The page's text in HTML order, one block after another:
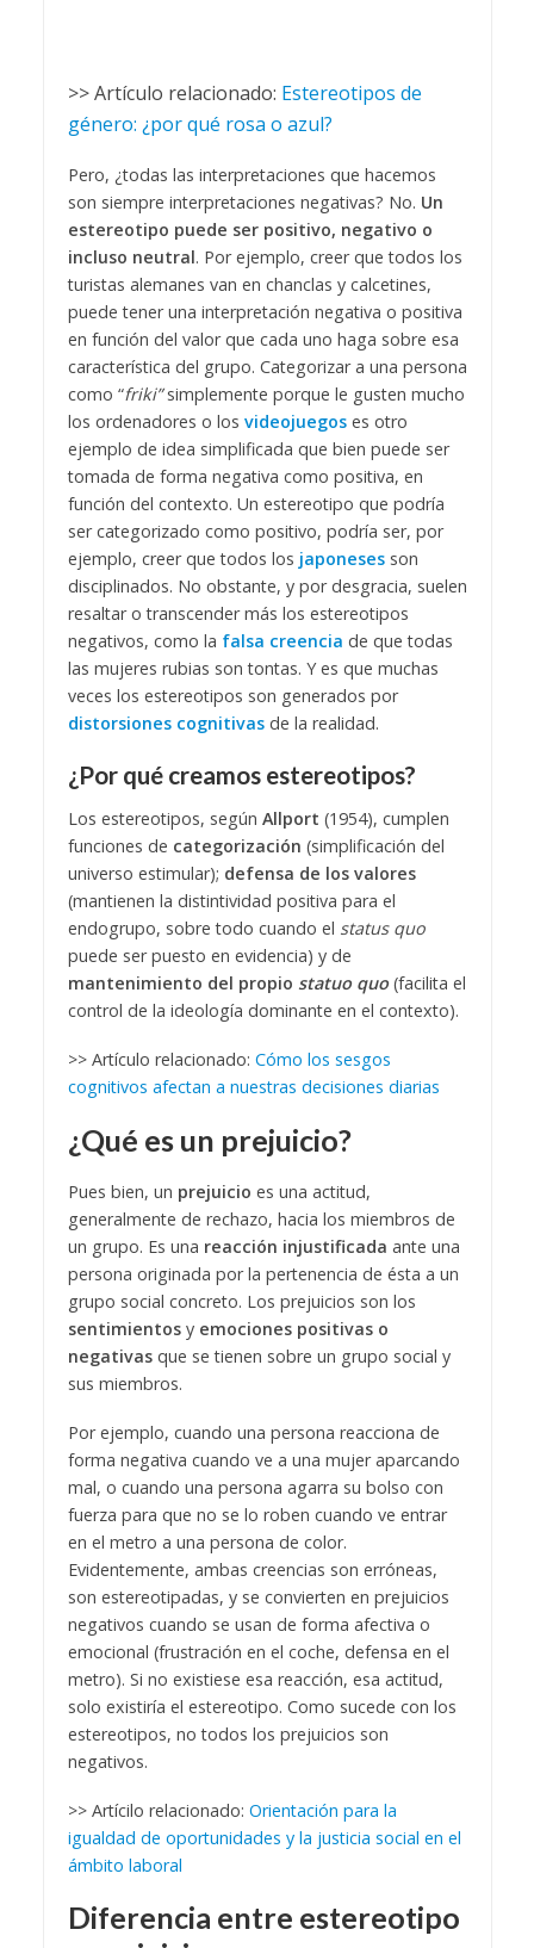
>> Artículo relacionado: Estereotipos de
género: ¿por qué rosa o azul?
Pero, ¿todas las interpretaciones que hacemos
son siempre interpretaciones negativas? No. Un
estereotipo puede ser positivo, negativo o
incluso neutral. Por ejemplo, creer que todos los
turistas alemanes van en chanclas y calcetines,
puede tener una interpretación negativa o positiva
en función del valor que cada uno haga sobre esa
característica del grupo. Categorizar a una persona
como “friki”simplemente porque le gusten mucho
los ordenadores o los videojuegoses otro
ejemplo de idea simplificada que bien puede ser
tomada de forma negativa como positiva, en
función del contexto. Un estereotipo que podría
ser categorizado como positivo, podría ser, por
ejemplo, creer que todos los japonesesson
disciplinados. No obstante, y por desgracia, suelen
resaltar o transcender más los estereotipos
negativos, como la falsa creencia de que todas
las mujeres rubias son tontas. Y es que muchas
veces los estereotipos son generados por
distorsiones cognitivasde la realidad.
¿Por qué creamos estereotipos?
Los estereotipos, según Allport (1954), cumplen
funciones de categorización (simplificación del
universo estimular); defensa de los valores
(mantienen la distintividad positiva para el
endogrupo, sobre todo cuando el status quo
puede ser puesto en evidencia) y de
mantenimiento del propio statuo quo(facilita el
control de la ideología dominante en el contexto).
>> Artículo relacionado: Cómo los sesgos
cognitivos afectan a nuestras decisiones diarias
¿Qué es un prejuicio?
Pues bien, un prejuicio es una actitud,
generalmente de rechazo, hacia los miembros de
un grupo. Es una reacción injustificada ante una
persona originada por la pertenencia de ésta a un
grupo social concreto. Los prejuicios son los
sentimientosy emociones positivas o
negativasque se tienen sobre un grupo social y
sus miembros.
Por ejemplo, cuando una persona reacciona de
forma negativa cuando ve a una mujer aparcando
mal, o cuando una persona agarra su bolso con
fuerza para que no se lo roben cuando ve entrar
en el metro a una persona de color.
Evidentemente, ambas creencias son erróneas,
son estereotipadas, y se convierten en prejuicios
negativos cuando se usan de forma afectiva o
emocional (frustración en el coche, defensa en el
metro). Si no existiese esa reacción, esa actitud,
solo existiría el estereotipo. Como sucede con los
estereotipos, no todos los prejuicios son
negativos.
>> Artícilo relacionado: Orientación para la
igualdad de oportunidades y la justicia social en el
ámbito laboral
Diferencia entre estereotipo